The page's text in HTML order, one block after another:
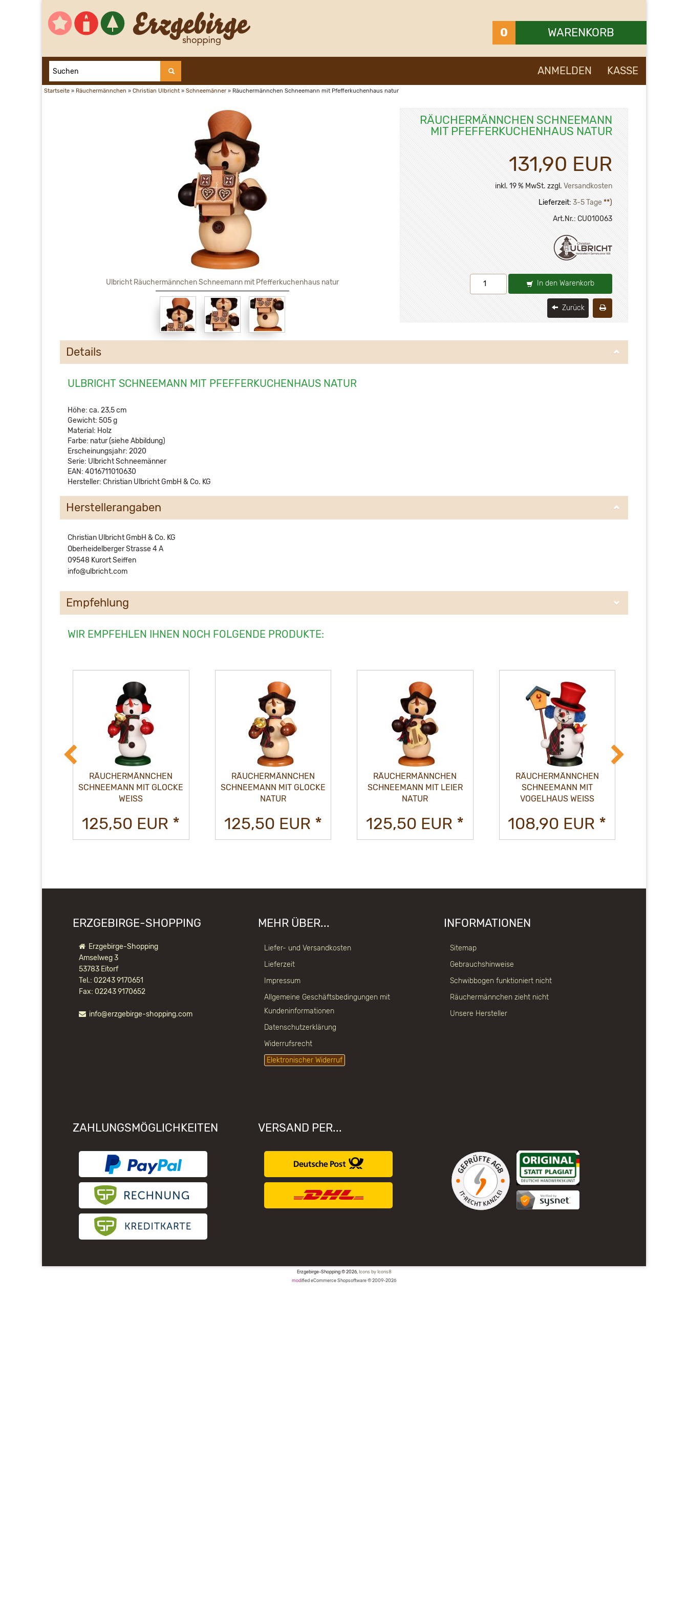
0 WARENKORB
Ihr Warenkorb ist leer.
ANMELDEN KASSE
Startseite » Räuchermännchen » Christian Ulbricht » Schneemänner » Räuchermännchen Schneemann mit Pfefferkuchenhaus natur
Ulbricht Räuchermännchen Schneemann mit Pfefferkuchenhaus natur
RÄUCHERMÄNNCHEN SCHNEEMANN
MIT PFEFFERKUCHENHAUS NATUR
131,90 EUR
inkl. 19 % MwSt. zzgl. Versandkosten
Lieferzeit: 3-5 Tage **)
Art.Nr.: CU010063
In den Warenkorb
Zurück
Details
ULBRICHT SCHNEEMANN MIT PFEFFERKUCHENHAUS NATUR
Höhe: ca. 23,5 cm
Gewicht: 505 g
Material: Holz
Farbe: natur (siehe Abbildung)
Erscheinungsjahr: 2020
Serie: Ulbricht Schneemänner
EAN: 4016711010630
Hersteller: Christian Ulbricht GmbH & Co. KG
Herstellerangaben
Christian Ulbricht GmbH & Co. KG
Oberheidelberger Strasse 4 A
09548 Kurort Seiffen
info@ulbricht.com
Empfehlung
WIR EMPFEHLEN IHNEN NOCH FOLGENDE PRODUKTE:
RÄUCHERMÄNNCHEN
SCHNEEMANN MIT GLOCKE
WEISS
125,50 EUR *
RÄUCHERMÄNNCHEN
SCHNEEMANN MIT GLOCKE
NATUR
125,50 EUR *
RÄUCHERMÄNNCHEN
SCHNEEMANN MIT LEIER
NATUR
125,50 EUR *
RÄUCHERMÄNNCHEN
SCHNEEMANN MIT
VOGELHAUS WEISS
108,90 EUR *
ERZGEBIRGE-SHOPPING
Erzgebirge-Shopping
Amselweg 3
53783 Eitorf
Tel.: 02243 9170651
Fax: 02243 9170652
info@erzgebirge-shopping.com
MEHR ÜBER...
Liefer- und Versandkosten
Lieferzeit
Impressum
Allgemeine Geschäftsbedingungen mit
Kundeninformationen
Datenschutzerklärung
Widerrufsrecht
Elektronischer Widerruf
INFORMATIONEN
Sitemap
Gebrauchshinweise
Schwibbogen funktioniert nicht
Räuchermännchen zieht nicht
Unsere Hersteller
ZAHLUNGSMÖGLICHKEITEN VERSAND PER...
Erzgebirge-Shopping © 2026, Icons by Icons8
modified eCommerce Shopsoftware © 2009-2026